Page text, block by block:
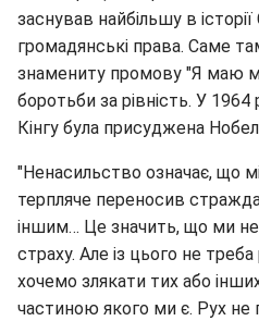
заснував найбільшу в
громадянські права. Саме
знамениту промову "Я маю
боротьби за рівність. У
Кінгу була присуджена
"Ненасильство означає, що
терпляче переносив
іншим… Це значить, що ми
страху. Але із цього не
хочемо злякати тих або
частиною якого ми є. Рух не